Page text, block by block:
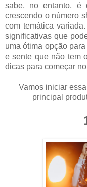
sabe, no entanto, é
crescendo o número
com temática
significativas que
uma ótima opção
e sente que não tem
dicas para começar
Vamos iniciar
principal